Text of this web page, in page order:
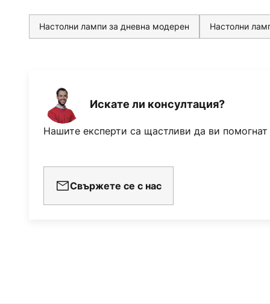
Настолни лампи за дневна модерен Настолни
Искате ли консултация?
Нашите експерти са щастливи да ви помогнат
Свържете се с нас